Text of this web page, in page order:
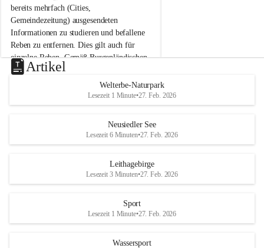
n
a
m
N
e
u
s
d
S
bereits mehrfach (Cities,
Gemeindezeitung) ausgesendeten
Informationen zu studieren und befallene
Reben zu entfernen. Dies gilt auch für
einzelne Reben. Gemäß Burgenländischen
Weinbaugesetz sind nicht gepflegte oder
unzulässige Weingärten zu roden! Bitte
helfen wir zusammen um unsere Winzer
vor den prognostizierten Ernteausfällen
und den daraus folgenden wirtschaftlichen
Maßnahmen zur Bekämpfung
Rebe und der Amerikanischen
Anhang VBl. EU Nr. 18
u
e
d
r
S
Artikel
Welterbe-Naturpark
Lesezeit 1 Minute•27. Feb. 2026
Neusiedler See
Lesezeit 6 Minuten•27. Feb. 2026
Leithagebirge
Lesezeit 3 Minuten•27. Feb. 2026
Sport
Lesezeit 1 Minute•27. Feb. 2026
Wassersport